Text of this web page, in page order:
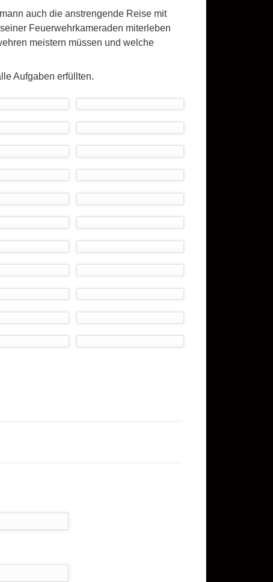
auch die anstrengende Reise mit
Feuerwehrkameraden miterleben
meistern müssen und welche
Aufgaben erfüllten.